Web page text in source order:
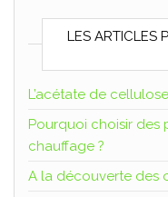
LES ARTICLES
L’acétate de
Pourquoi choisir des
chauffage ?
A la découverte des